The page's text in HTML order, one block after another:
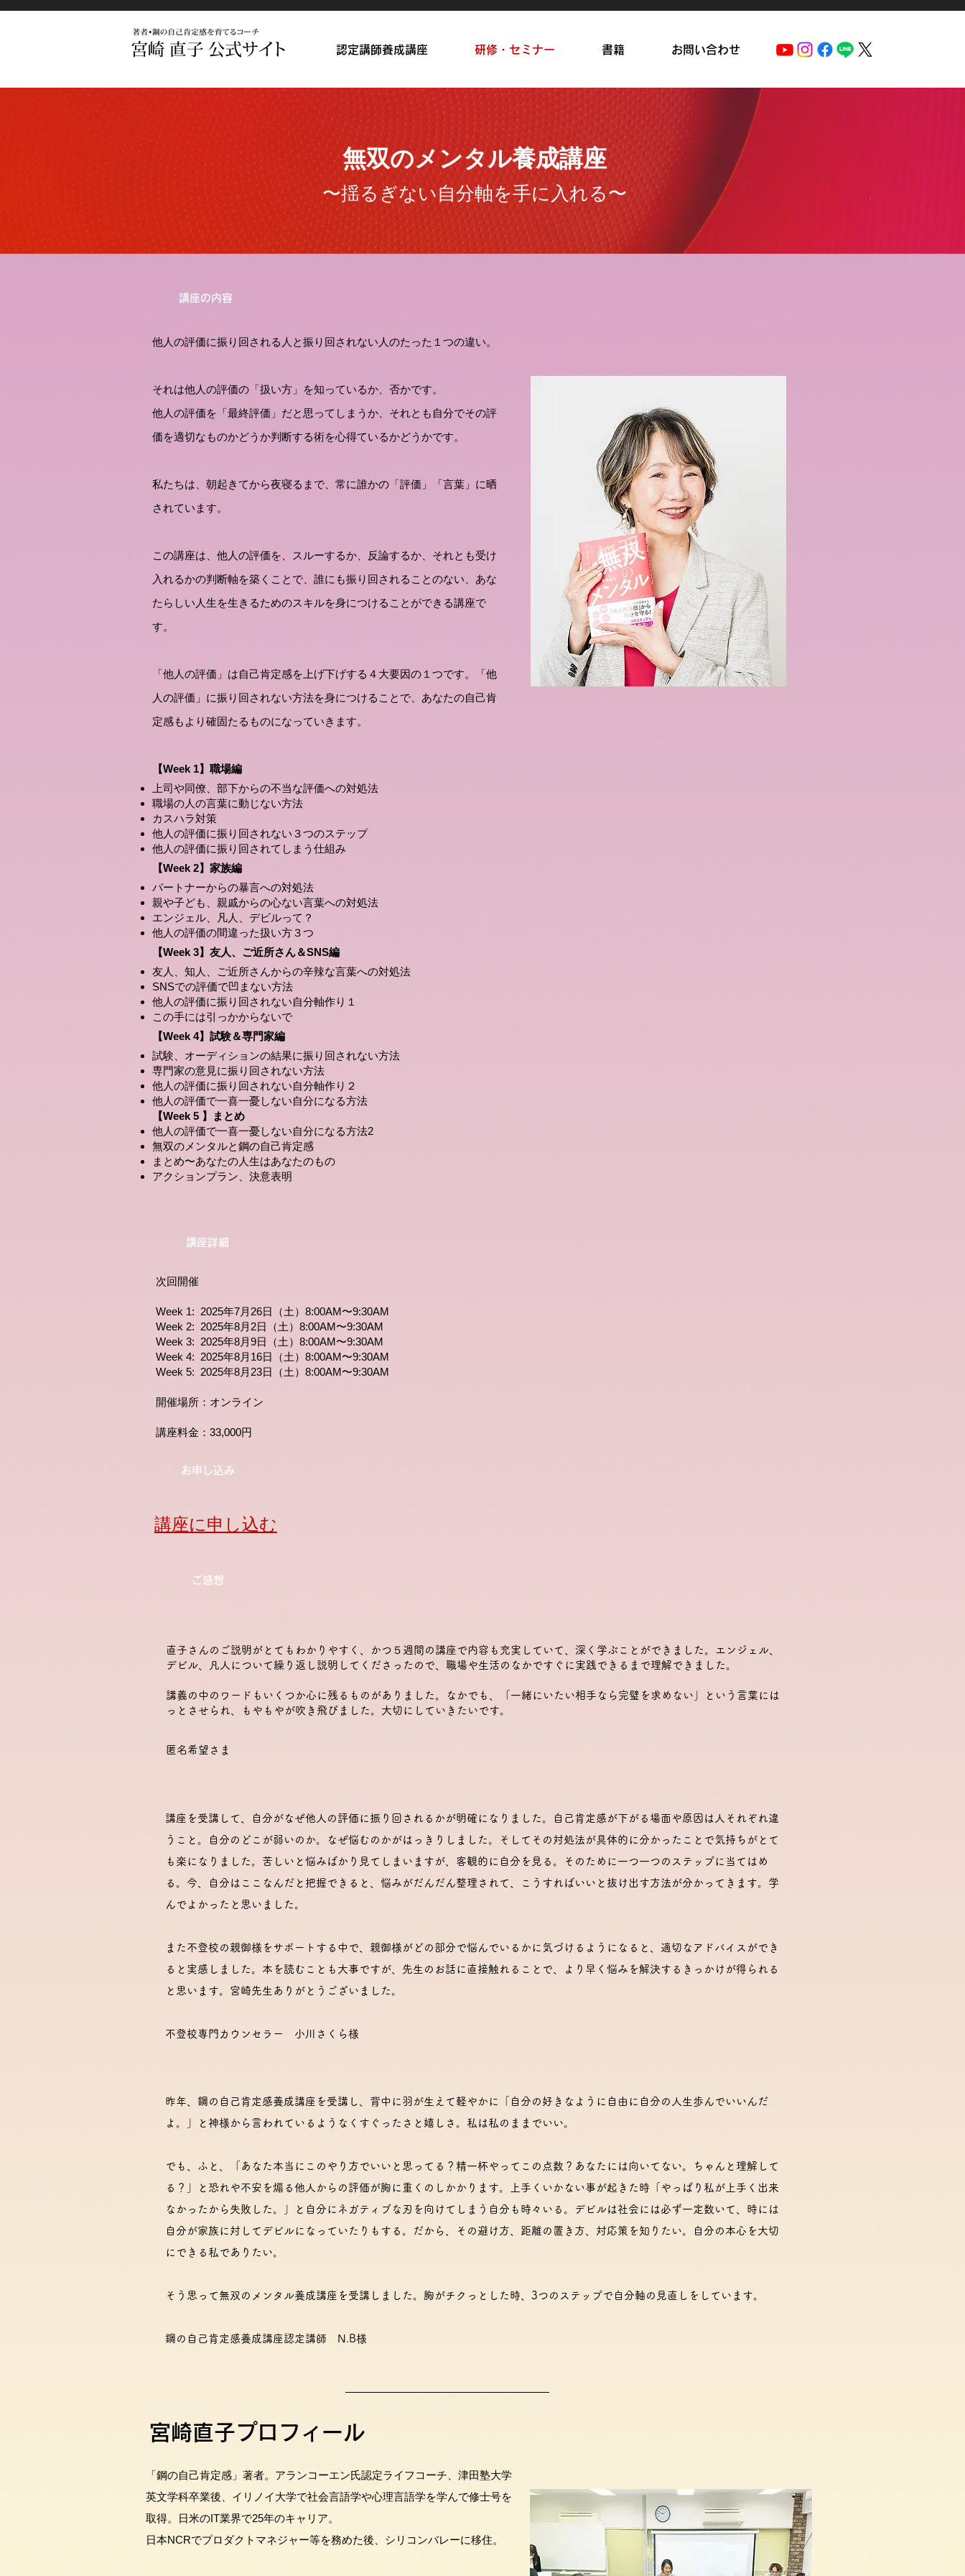
認定講師養成講座 研修・セミナー 書籍 お問い合わせ
無双のメンタル養成講座
〜揺るぎない自分軸を手に入れる〜
​講座の内容
他人の評価に振り回される人と振り回されない人のたった１つの違い。
それは他人の評価の「扱い方」を知っているか、否かです。
他人の評価を「最終評価」だと思ってしまうか、それとも自分でその評
価を適切なものかどうか判断する術を心得ているかどうかです。
私たちは、朝起きてから夜寝るまで、常に誰かの「評価」「言葉」に晒
されています。
​この講座は、他人の評価を、スルーするか、反論するか、それとも受け
入れるかの判断軸を築くことで、誰にも振り回されることのない、あな
たらしい人生を生きるためのスキルを身につけることができる講座で
す。
​「他人の評価」は自己肯定感を上げ下げする４大要因の１つです。「他
人の評価」に振り回されない方法を身につけることで、あなたの自己肯
定感もより確固たるものになっていきます。
【Week 1】職場編
上司や同僚、部下からの不当な評価への対処法
職場の人の言葉に動じない方法
カスハラ対策
他人の評価に振り回されない３つのステップ
他人の評価に振り回されてしまう仕組み
【Week 2】家族編
パートナーからの暴言への対処法
親や子ども、親戚からの心ない言葉への対処法
エンジェル、凡人、デビルって？
他人の評価の間違った扱い方３つ
【Week 3】友人、ご近所さん＆SNS編
友人、知人、ご近所さんからの辛辣な言葉への対処法
SNSでの評価で凹まない方法
他人の評価に振り回されない自分軸作り１
この手には引っかからないで
【Week 4】試験＆専門家編
試験、オーディションの結果に振り回されない方法
専門家の意見に振り回されない方法
他人の評価に振り回されない自分軸作り２
他人の評価で一喜一憂しない自分になる方法
【Week 5 】まとめ
他人の評価で一喜一憂しない自分になる方法2
​無双のメンタルと鋼の自己肯定感
まとめ〜あなたの人生はあなたのもの
アクションプラン、決意表明
​講座詳細
次回開催
Week 1: 2025年7月26日（土）8:00AM〜9:30AM
Week 2: 2025年8月2日（土）8:00AM〜9:30AM
Week 3: 2025年8月9日（土）8:00AM〜9:30AM
Week 4: 2025年8月16日（土）8:00AM〜9:30AM
Week 5: 2025年8月23日（土）8:00AM〜9:30AM
開催場所：オンライン​
講座料金：33,000円
お申し込み
​講座に申し込む
​ご感想
直子さんのご説明がとてもわかりやすく、かつ５週間の講座で内容も充実していて、深く学ぶことができました。エンジェル、
デビル、凡人について繰り返し説明してくださったので、職場や生活のなかですぐに実践できるまで理解できました。
講義の中のワードもいくつか心に残るものがありました。なかでも、「一緒にいたい相手なら完璧を求めない」という言葉には
っとさせられ、もやもやが吹き飛びました。大切にしていきたいです。
​匿名希望さま
講座を受講して、自分がなぜ他人の評価に振り回されるかが明確になりました。自己肯定感が下がる場面や原因は人それぞれ違
うこと。自分のどこが弱いのか。なぜ悩むのかがはっきりしました。そしてその対処法が具体的に分かったことで気持ちがとて
も楽になりました。苦しいと悩みばかり見てしまいますが、客観的に自分を見る。そのために一つ一つのステップに当てはめ
る。今、自分はここなんだと把握できると、悩みがだんだん整理されて、こうすればいいと抜け出す方法が分かってきます。学
んでよかったと思いました。
また不登校の親御様をサポートする中で、親御様がどの部分で悩んでいるかに気づけるようになると、適切なアドバイスができ
ると実感しました。本を読むことも大事ですが、先生のお話に直接触れることで、より早く悩みを解決するきっかけが得られる
と思います。宮崎先生ありがとうございました。
不登校専門カウンセラー 小川さくら様
昨年、鋼の自己肯定感養成講座を受講し、背中に羽が生えて軽やかに「自分の好きなように自由に自分の人生歩んでいいんだ
よ。」と神様から言われているようなくすぐったさと嬉しさ。私は私のままでいい。
でも、ふと、「あなた本当にこのやり方でいいと思ってる？精一杯やってこの点数？あなたには向いてない。ちゃんと理解して
る？」と恐れや不安を煽る他人からの評価が胸に重くのしかかります。上手くいかない事が起きた時「やっぱり私が上手く出来
なかったから失敗した。」と自分にネガティブな刃を向けてしまう自分も時々いる。デビルは社会には必ず一定数いて、時には
自分が家族に対してデビルになっていたりもする。だから、その避け方、距離の置き方、対応策を知りたい。自分の本心を大切
にできる私でありたい。
そう思って無双のメンタル養成講座を受講しました。胸がチクっとした時、3つのステップで自分軸の見直しをしています。
鋼の自己肯定感養成講座認定講師 N.B様
宮崎直子プロフィール
「鋼の自己肯定感」著者。アランコーエン氏認定ライフコーチ、津田塾大学
英文学科卒業後、イリノイ大学で社会言語学や心理言語学を学んで修士号を
取得。日米のIT業界で25年のキャリア。
日本NCRでプロダクトマネジャー等を務めた後、シリコンバレーに移住。